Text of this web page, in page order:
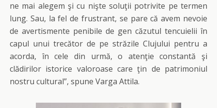
ne mai alegem şi cu nişte soluţii potrivite pe termen
lung. Sau, la fel de frustrant, se pare că avem nevoie
de avertismente penibile de gen căzutul tencuielii în
capul unui trecător de pe străzile Clujului pentru a
acorda, în cele din urmă, o atenţie constantă şi
clădirilor istorice valoroase care ţin de patrimoniul
nostru cultural”, spune Varga Attila.